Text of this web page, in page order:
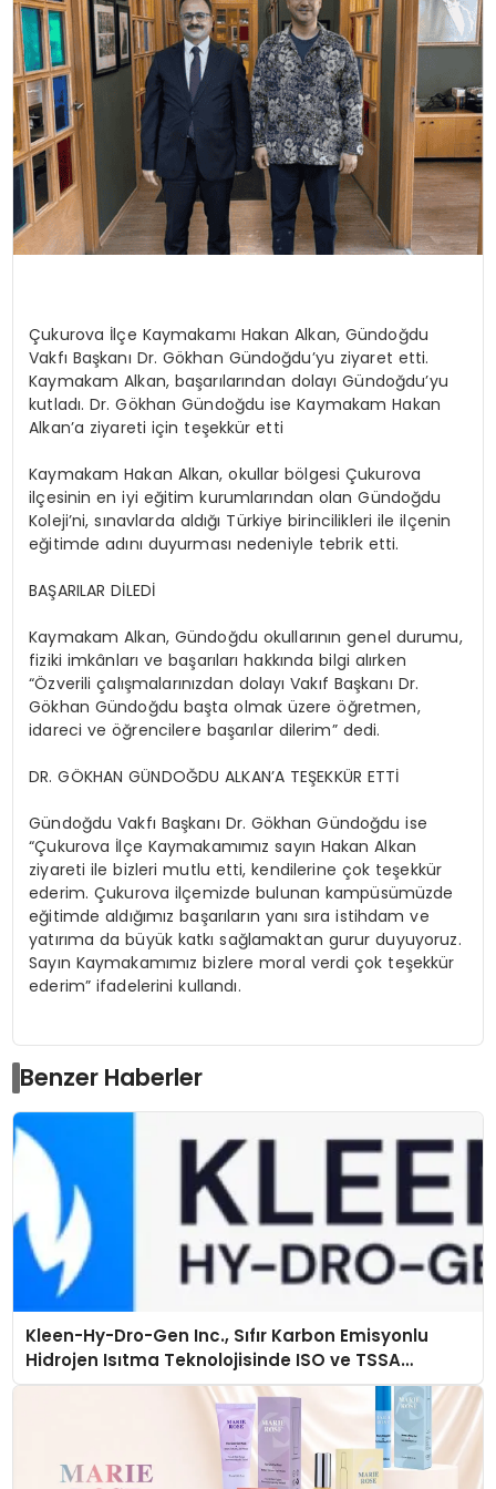
KÜLTÜR & SANAT
SPOR
SAĞLIK
Çukurova İlçe Kaymakamı Hakan Alkan, Gündoğdu
Vakfı Başkanı Dr. Gökhan Gündoğdu’yu ziyaret etti.
Kaymakam Alkan, başarılarından dolayı Gündoğdu’yu
kutladı. Dr. Gökhan Gündoğdu ise Kaymakam Hakan
Alkan’a ziyareti için teşekkür etti
Kaymakam Hakan Alkan, okullar bölgesi Çukurova
ilçesinin en iyi eğitim kurumlarından olan Gündoğdu
Koleji’ni, sınavlarda aldığı Türkiye birincilikleri ile ilçenin
eğitimde adını duyurması nedeniyle tebrik etti.
BAŞARILAR DİLEDİ
Kaymakam Alkan, Gündoğdu okullarının genel durumu,
fiziki imkânları ve başarıları hakkında bilgi alırken
“Özverili çalışmalarınızdan dolayı Vakıf Başkanı Dr.
Gökhan Gündoğdu başta olmak üzere öğretmen,
idareci ve öğrencilere başarılar dilerim” dedi.
DR. GÖKHAN GÜNDOĞDU ALKAN’A TEŞEKKÜR ETTİ
Gündoğdu Vakfı Başkanı Dr. Gökhan Gündoğdu ise
“Çukurova İlçe Kaymakamımız sayın Hakan Alkan
ziyareti ile bizleri mutlu etti, kendilerine çok teşekkür
ederim. Çukurova ilçemizde bulunan kampüsümüzde
eğitimde aldığımız başarıların yanı sıra istihdam ve
yatırıma da büyük katkı sağlamaktan gurur duyuyoruz.
Sayın Kaymakamımız bizlere moral verdi çok teşekkür
ederim” ifadelerini kullandı.
Benzer Haberler
Kleen-Hy-Dro-Gen Inc., Sıfır Karbon Emisyonlu
Hidrojen Isıtma Teknolojisinde ISO ve TSSA
Düzenleyici Onaylarını Aldı